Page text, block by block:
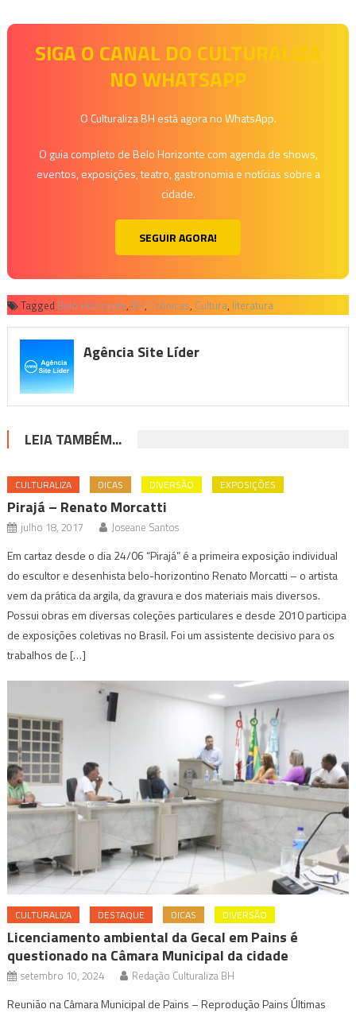
SIGA O CANAL DO CULTURALIZA
NO WHATSAPP
O Culturaliza BH está agora no WhatsApp.
O guia completo de Belo Horizonte com agenda de shows,
eventos, exposições, teatro, gastronomia e notícias sobre a
cidade.
SEGUIR AGORA!
Tagged Belo Horizonte, BH, Crônicas, Cultura, literatura
Agência Site Líder
LEIA TAMBÉM...
CULTURALIZA DICAS DIVERSÃO EXPOSIÇÕES
Pirajá – Renato Morcatti
julho 18, 2017 Joseane Santos
Em cartaz desde o dia 24/06 “Pirajá” é a primeira exposição individual
do escultor e desenhista belo-horizontino Renato Morcatti – o artista
vem da prática da argila, da gravura e dos materiais mais diversos.
Possui obras em diversas coleções particulares e desde 2010 participa
de exposições coletivas no Brasil. Foi um assistente decisivo para os
trabalhos de […]
CULTURALIZA DESTAQUE DICAS DIVERSÃO
Licenciamento ambiental da Gecal em Pains é
questionado na Câmara Municipal da cidade
setembro 10, 2024 Redação Culturaliza BH
Reunião na Câmara Municipal de Pains – Reprodução Pains Últimas